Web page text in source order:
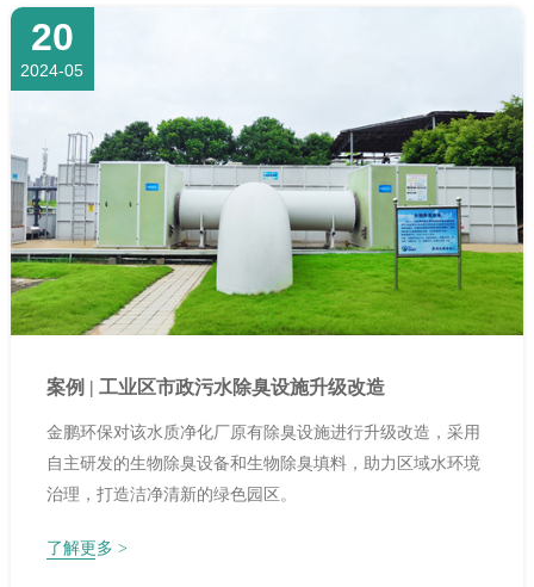
20
2024-05
案例 | 工业区市政污水除臭设施升级改造
金鹏环保对该水质净化厂原有除臭设施进行升级改造，采用
自主研发的生物除臭设备和生物除臭填料，助力区域水环境
治理，打造洁净清新的绿色园区。
了解更多 >